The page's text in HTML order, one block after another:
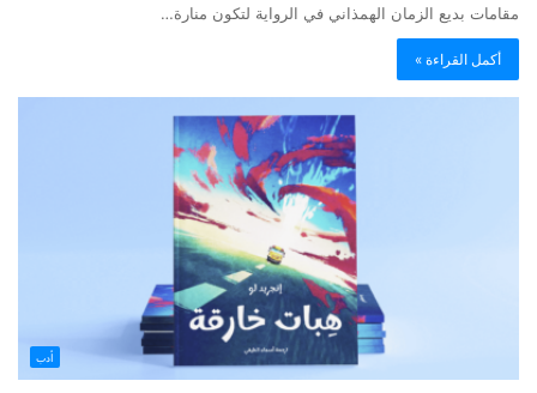
مقامات بديع الزمان الهمذاني في الرواية لتكون منارة…
أكمل القراءة »
أدب